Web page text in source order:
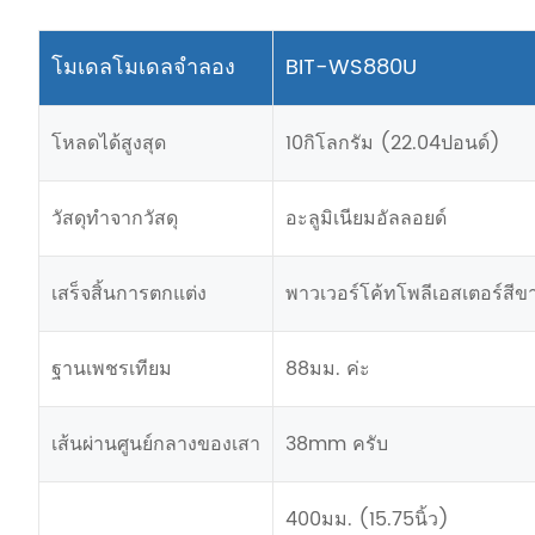
โมเดลโมเดลจำลอง BIT-WS880U
โหลดได้สูงสุด 10กิโลกรัม (22.04ปอนด์)
วัสดุทำจากวัสดุ อะลูมิเนียมอัลลอยด์
เสร็จสิ้นการตกแต่ง พาวเวอร์โค้ทโพลีเอสเตอร์สีข
ฐานเพชรเทียม 88มม. ค่ะ
เส้นผ่านศูนย์กลางของเสา 38mm ครับ
400มม. (15.75นิ้ว)